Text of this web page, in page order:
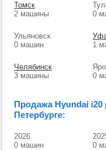
Томск
2 машины
0
Ульяновск
0 машин
1
Челябинск
3 машины
0
Продажа Hyundai i20
Петербурге:
2026
0 машин
0